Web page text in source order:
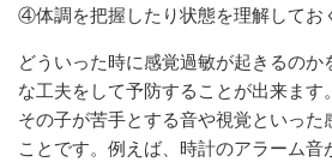
④体調を把握したり状態を理解してお
どういった時に感覚過敏が起きるのか
な工夫をして予防することが出来ます
その子が苦手とする音や視覚といった
ことです。例えば、時計のアラーム音